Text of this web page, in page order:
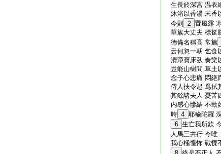
生長於深宮 温衣
沐浴以香湯 末香
今則
2 置風露
華族大丈夫 標挺
徳備名稱高 常施
云何忽一朝 乞食
清淨寶床臥 奏樂
豈能山樹間 草土
念子心悲痛 悶絶
侍人扶令起 爲拭
其餘諸夫人 憂苦
内感心慘結 不動
時 4 耶輸陀羅
6 生亡我所欽
人馬三共行 今唯
我心極惶怖 戰慄